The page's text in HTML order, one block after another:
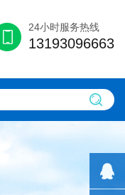
24小时服务热线
13193096663